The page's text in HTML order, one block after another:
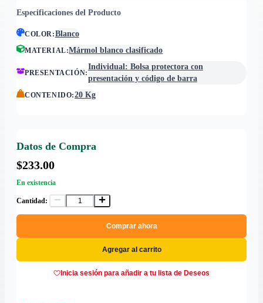
Especificaciones del Producto
COLOR:Blanco
MATERIAL:Mármol blanco clasificado
PRESENTACIÓN:
Individual: Bolsa protectora con
presentación y código de barra
CONTENIDO:20 Kg
Datos de Compra
$233.00
En existencia
Cantidad:
Comprar ahora
Agregar al carrito
Inicia sesión para añadir a tu lista de Deseos